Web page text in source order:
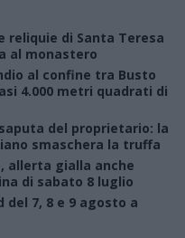
reliquie di Santa Teresa
al monastero
al confine tra Busto
4.000 metri quadrati di
del proprietario: la
smaschera la truffa
allerta gialla anche
di sabato 8 luglio
del 7, 8 e 9 agosto a